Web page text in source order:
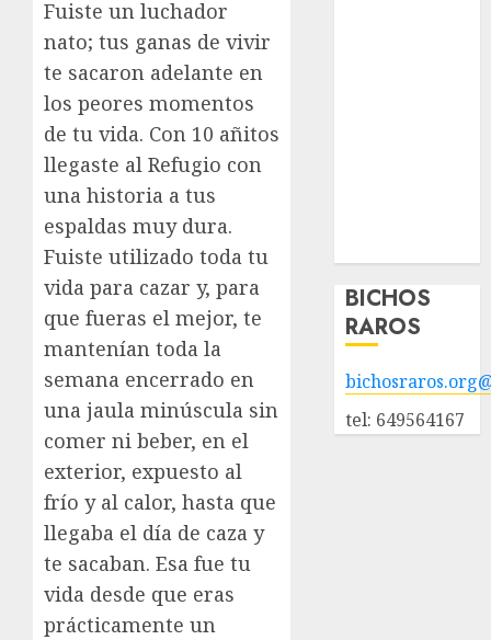
Fuiste un luchador
nato; tus ganas de vivir
te sacaron adelante en
los peores momentos
de tu vida. Con 10 añitos
llegaste al Refugio con
una historia a tus
espaldas muy dura.
Fuiste utilizado toda tu
vida para cazar y, para
que fueras el mejor, te
mantenían toda la
semana encerrado en
una jaula minúscula sin
comer ni beber, en el
exterior, expuesto al
frío y al calor, hasta que
llegaba el día de caza y
te sacaban. Esa fue tu
vida desde que eras
prácticamente un
BICHOS
RAROS
tel: 649564167